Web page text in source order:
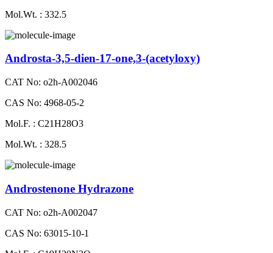
Mol.Wt. : 332.5
Androsta-3,5-dien-17-one,3-(acetyloxy)
CAT No: o2h-A002046
CAS No: 4968-05-2
Mol.F. : C21H28O3
Mol.Wt. : 328.5
Androstenone Hydrazone
CAT No: o2h-A002047
CAS No: 63015-10-1